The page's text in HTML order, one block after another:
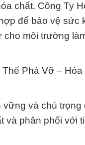
chất. Công Ty
để bảo vệ sức
môi trường
Phá Vỡ – Hóa
và chú
và phân phối với